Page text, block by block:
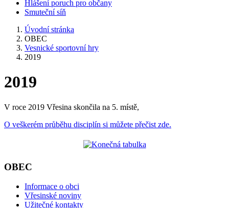
Hlášení poruch pro občany
Smuteční síň
Úvodní stránka
OBEC
Vesnické sportovní hry
2019
2019
V roce 2019 Vřesina skončila na 5. místě,
O veškerém průběhu disciplín si můžete přečist zde.
OBEC
Informace o obci
Vřesinské noviny
Užitečné kontakty